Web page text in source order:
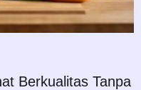
Berkualitas Tanpa